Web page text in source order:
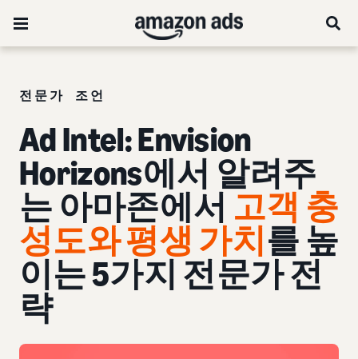
전문가 조언
Ad Intel: Envision
Horizons에서 알려주
는 아마존에서 고객 충
성도와 평생 가치를 높
이는 5가지 전문가 전
략